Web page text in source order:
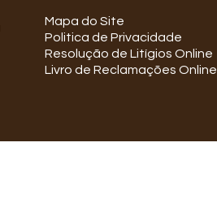
Mapa do Site
Politica de Privacidade
Resolução de Litígios Online
Livro de Reclamações Online